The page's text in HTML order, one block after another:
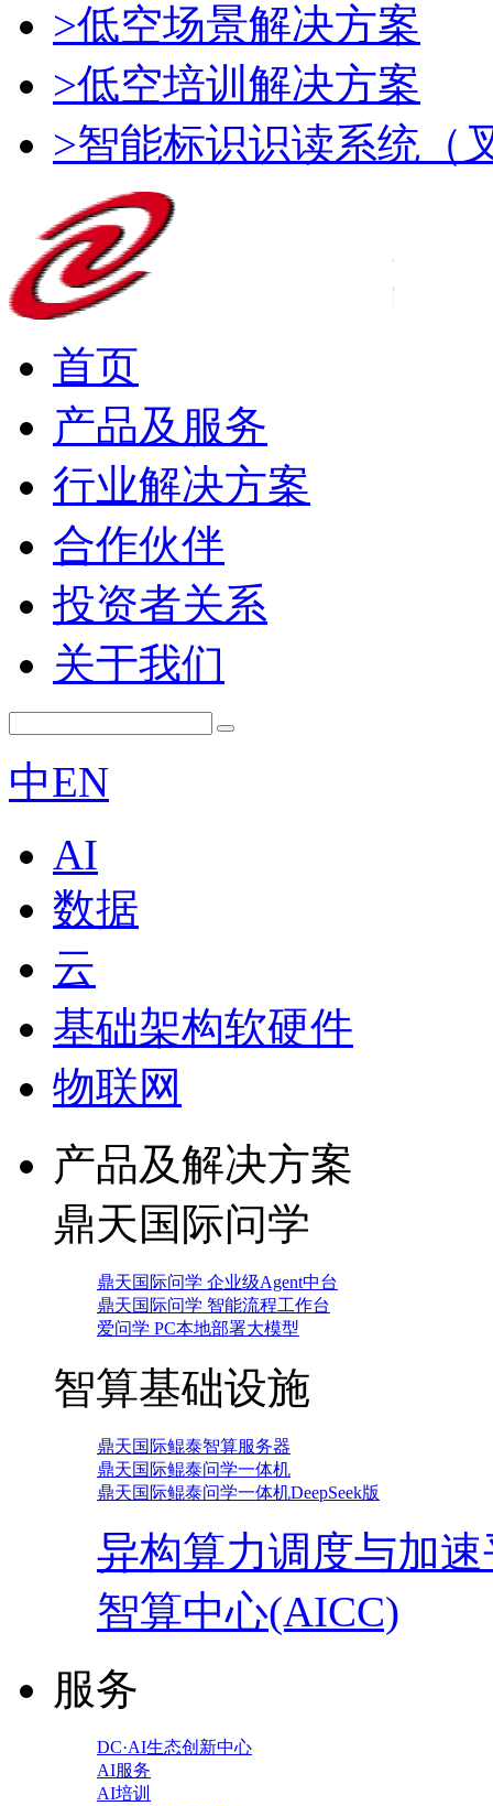
>低空场景解决方案
>低空培训解决方案
>智能标识识读系统（
首页
产品及服务
行业解决方案
合作伙伴
投资者关系
关于我们
中EN
AI
数据
云
基础架构软硬件
物联网
产品及解决方案
鼎天国际问学
鼎天国际问学 企业级Agent中台
鼎天国际问学 智能流程工作台
爱问学 PC本地部署大模型
智算基础设施
鼎天国际鲲泰智算服务器
鼎天国际鲲泰问学一体机
鼎天国际鲲泰问学一体机DeepSeek版
异构算力调度与加
智算中心(AICC)
服务
DC·AI生态创新中心
AI服务
AI培训